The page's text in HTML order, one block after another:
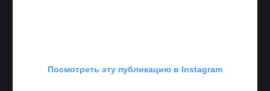
Посмотреть эту публикацию в Instagram